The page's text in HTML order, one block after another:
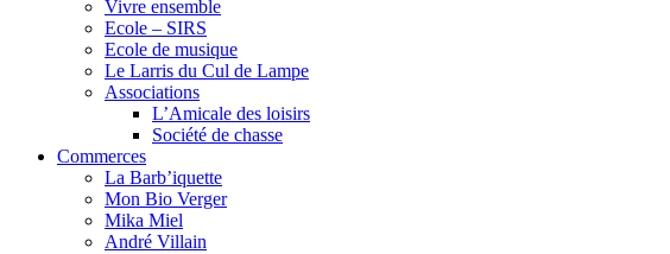
Vivre ensemble
Ecole – SIRS
Ecole de musique
Le Larris du Cul de Lampe
Associations
L’Amicale des loisirs
Société de chasse
Commerces
La Barb’iquette
Mon Bio Verger
Mika Miel
André Villain